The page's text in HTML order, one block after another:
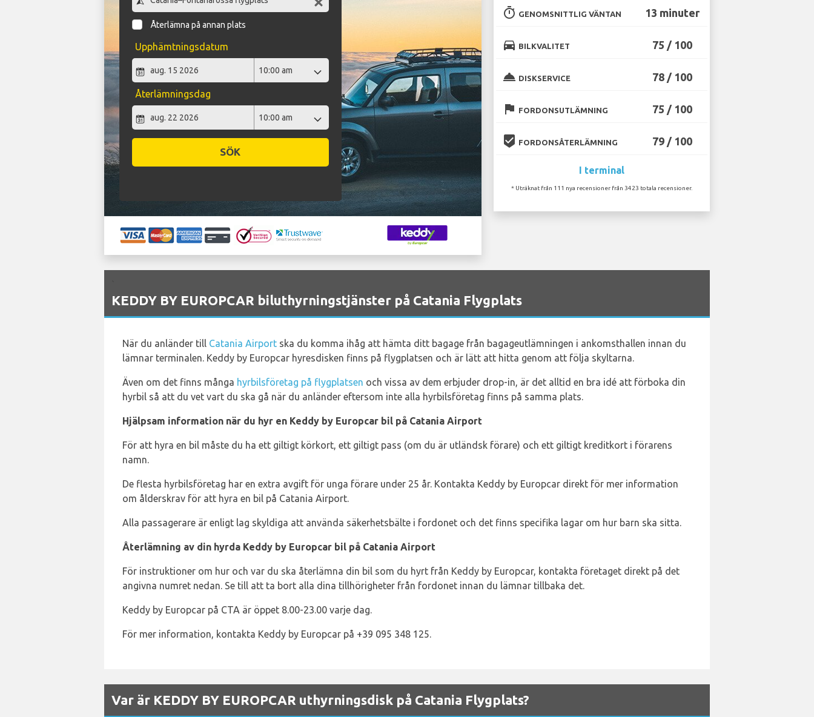
Återlämna på annan plats
Upphämtningsdatum
Återlämningsdag
SÖK
timer GENOMSNITTLIG VÄNTAN 13 minuter
directions_car BILKVALITET 75 / 100
room_service DISKSERVICE 78 / 100
flag FORDONSUTLÄMNING 75 / 100
beenhere FORDONSÅTERLÄMNING 79 / 100
I terminal
* Uträknat från 111 nya recensioner från 3423 totala recensioner.
KEDDY BY EUROPCAR biluthyrningstjänster på Catania Flygplats
När du anländer till Catania Airport ska du komma ihåg att hämta ditt bagage från bagageutlämningen i ankomsthallen innan du
lämnar terminalen. Keddy by Europcar hyresdisken finns på flygplatsen och är lätt att hitta genom att följa skyltarna.
Även om det finns många hyrbilsföretag på flygplatsen och vissa av dem erbjuder drop-in, är det alltid en bra idé att förboka din
hyrbil så att du vet vart du ska gå när du anländer eftersom inte alla hyrbilsföretag finns på samma plats.
Hjälpsam information när du hyr en Keddy by Europcar bil på Catania Airport
För att hyra en bil måste du ha ett giltigt körkort, ett giltigt pass (om du är utländsk förare) och ett giltigt kreditkort i förarens
namn.
De flesta hyrbilsföretag har en extra avgift för unga förare under 25 år. Kontakta Keddy by Europcar direkt för mer information
om ålderskrav för att hyra en bil på Catania Airport.
Alla passagerare är enligt lag skyldiga att använda säkerhetsbälte i fordonet och det finns specifika lagar om hur barn ska sitta.
Återlämning av din hyrda Keddy by Europcar bil på Catania Airport
För instruktioner om hur och var du ska återlämna din bil som du hyrt från Keddy by Europcar, kontakta företaget direkt på det
angivna numret nedan. Se till att ta bort alla dina tillhörigheter från fordonet innan du lämnar tillbaka det.
Keddy by Europcar på CTA är öppet 8.00-23.00 varje dag.
För mer information, kontakta Keddy by Europcar på +39 095 348 125.
Var är KEDDY BY EUROPCAR uthyrningsdisk på Catania Flygplats?